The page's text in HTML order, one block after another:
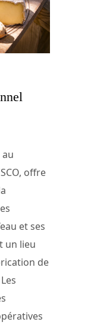
au
offre
et ses
un lieu
de